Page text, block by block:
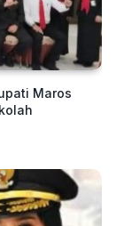
Maros